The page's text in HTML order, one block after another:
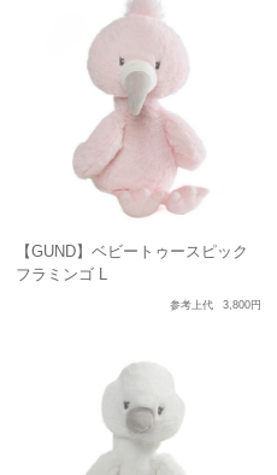
【GUND】ベビートゥースピック
フラミンゴ L
参考上代 3,800円